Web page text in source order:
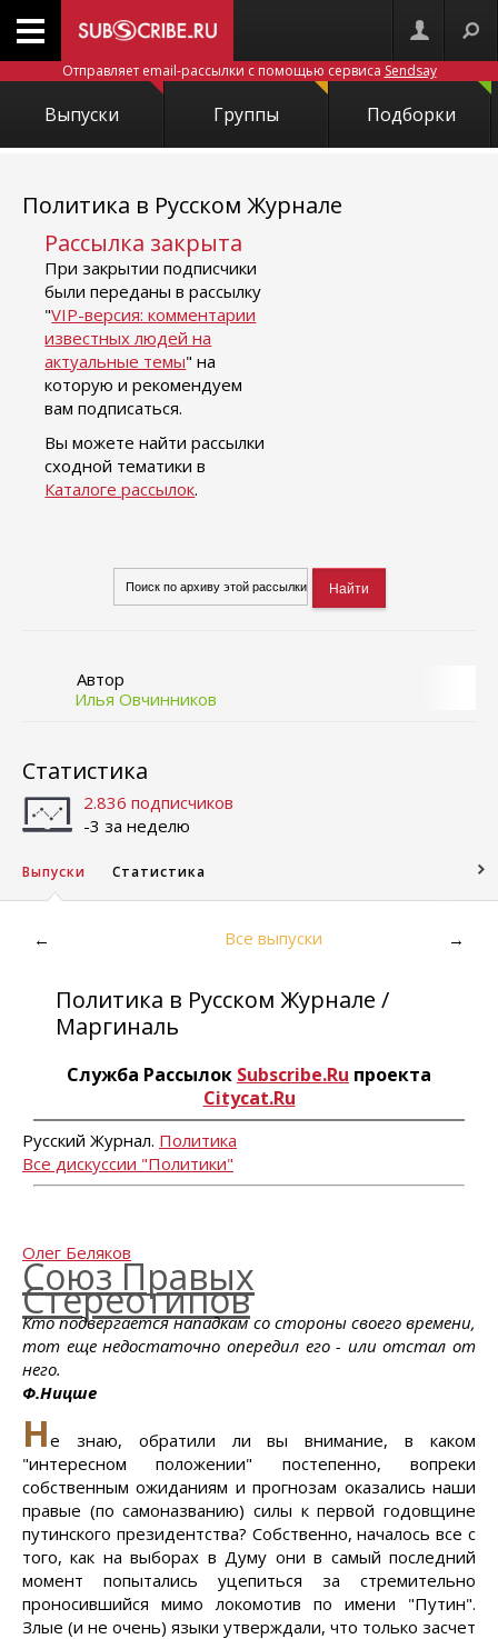
Отправляет email-рассылки с помощью сервиса Sendsay
Выпуски Группы Подборки
Политика в Русском Журнале
Рассылка закрыта
При закрытии подписчики
были переданы в рассылку
"VIP-версия: комментарии
известных людей на
актуальные темы" на
которую и рекомендуем
вам подписаться.
Вы можете найти рассылки
сходной тематики в
Каталоге рассылок.
Автор
Илья Овчинников
Статистика
2.836 подписчиков
-3 за неделю
Выпуски Статистика
← Все выпуски →
Политика в Русском Журнале /
Маргиналь
Служба Рассылок Subscribe.Ru проекта
Citycat.Ru
Русский Журнал. Политика
Все дискуссии "Политики"
Олег Беляков
Союз Правых
Стереотипов
Кто подвергается нападкам со стороны своего времени,
тот еще недостаточно опередил его - или отстал от
него.
Ф.Ницше
Не знаю, обратили ли вы внимание, в каком
"интересном положении" постепенно, вопреки
собственным ожиданиям и прогнозам оказались наши
правые (по самоназванию) силы к первой годовщине
путинского президентства? Собственно, началось все с
того, как на выборах в Думу они в самый последний
момент попытались уцепиться за стремительно
проносившийся мимо локомотив по имени "Путин".
Злые (и не очень) языки утверждали, что только засчет